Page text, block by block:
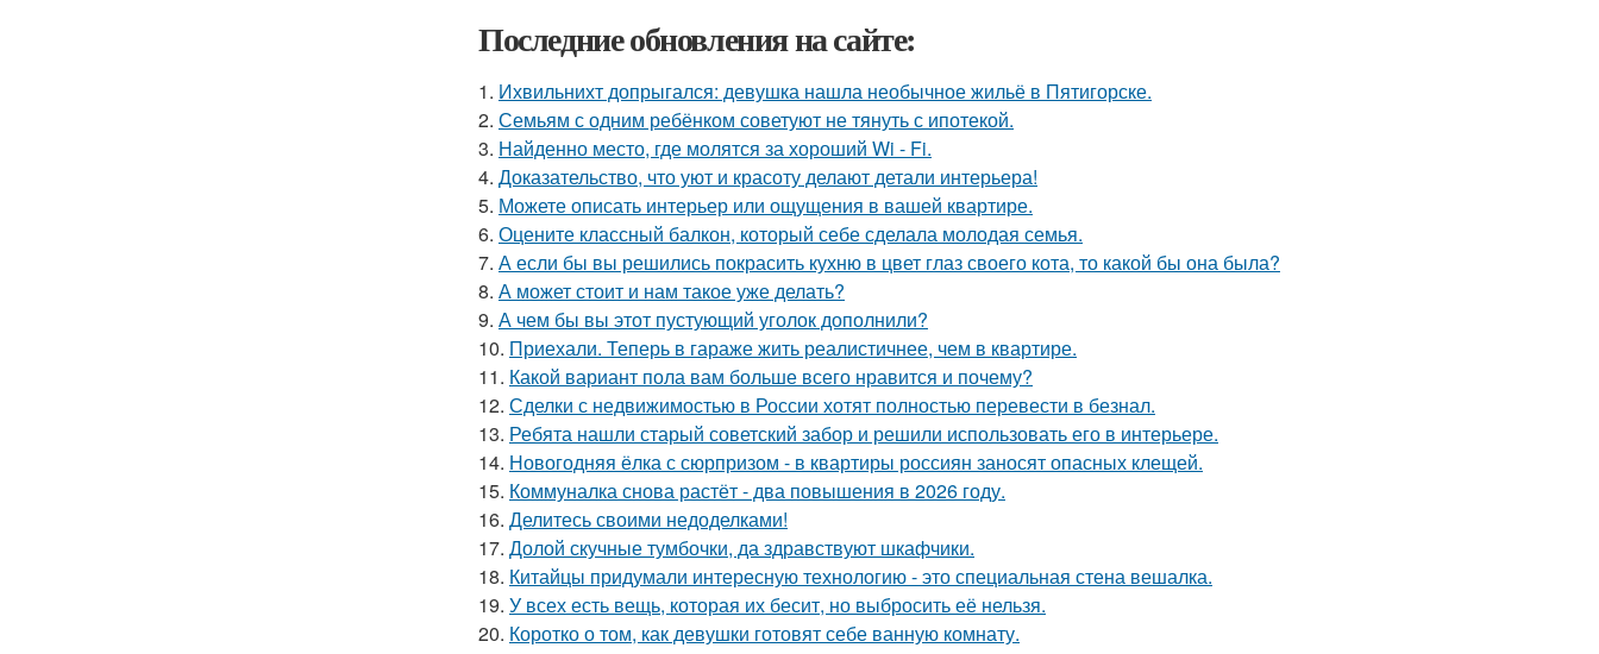
Последние обновления на сайте:
1. Ихвильнихт допрыгался: девушка нашла необычное жильё в Пятигорске.
2. Семьям с одним ребёнком советуют не тянуть с ипотекой.
3. Найденно место, где молятся за хороший Wi - Fi.
4. Доказательство, что уют и красоту делают детали интерьера!
5. Можете описать интерьер или ощущения в вашей квартире.
6. Оцените классный балкон, который себе сделала молодая семья.
7. А если бы вы решились покрасить кухню в цвет глаз своего кота, то какой бы она была?
8. А может стоит и нам такое уже делать?
9. А чем бы вы этот пустующий уголок дополнили?
10. Приехали. Теперь в гараже жить реалистичнее, чем в квартире.
11. Какой вариант пола вам больше всего нравится и почему?
12. Сделки с недвижимостью в России хотят полностью перевести в безнал.
13. Ребята нашли старый советский забор и решили использовать его в интерьере.
14. Новогодняя ёлка с сюрпризом - в квартиры россиян заносят опасных клещей.
15. Коммуналка снова растёт - два повышения в 2026 году.
16. Делитесь своими недоделками!
17. Долой скучные тумбочки, да здравствуют шкафчики.
18. Китайцы придумали интересную технологию - это специальная стена вешалка.
19. У всех есть вещь, которая их бесит, но выбросить её нельзя.
20. Коротко о том, как девушки готовят себе ванную комнату.